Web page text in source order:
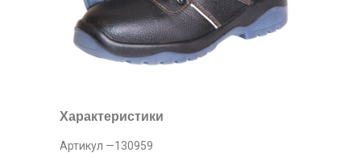
Характеристики
Артикул —130959